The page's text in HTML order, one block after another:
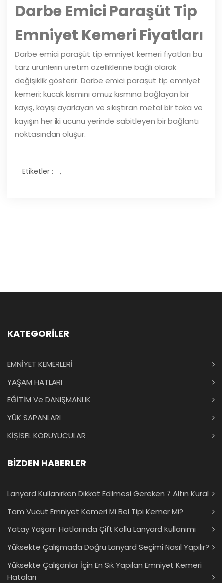
Darbe Emici Paraşüt Tip
Emniyet Kemeri Fiyatları
Darbe emici paraşüt tip emniyet kemeri fiyatları bu
tarz ürünlerin üretim özelliklerine bağlı olarak
değişiklik gösterir. Darbe emici paraşüt tip emniyet
kemeri; kucak kısmını omuz kısmına bağlayan bir
kayış, kayışı ayarlayan ve sıkıştıran metal bir toka ve
kayışın her iki ucunu yerinde sabitleyen bir bağlantı
noktasından oluşur.
Etiketler : ,
KATEGORİLER
EMNİYET KEMERLERİ
YAŞAM HATLARI
EĞİTİM Ve DANIŞMANLIK
YÜK SAPANLARI
KİŞİSEL KORUYUCULAR
BİZDEN HABERLER
Lanyard Kullanırken Dikkat Edilmesi Gereken 7 Altın Kural
Tam Vücut Emniyet Kemeri Mi Bel Tipi Kemer Mi?
Yatay Yaşam Hatlarında Çift Kollu Lanyard Kullanımı
Yüksekte Çalışmada Doğru Lanyard Seçimi Nasıl Yapılır?
Yüksekte Çalışanlar İçin En Sık Yapılan Emniyet Kemeri
Hataları